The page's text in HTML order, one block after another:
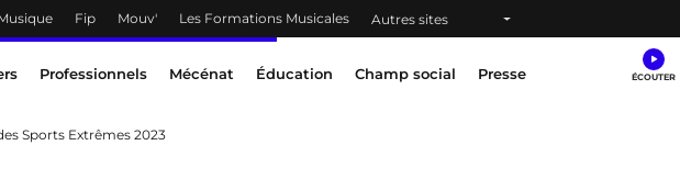
Fip Mouv' Les Formations Musicales Autres sites
Professionnels Mécénat Éducation Champ social Presse
Sports Extrêmes 2023